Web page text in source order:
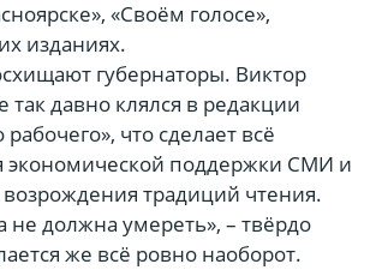
«Своём голосе»,
изданиях.
губернаторы. Виктор
так давно клялся в редакции
рабочего», что сделает всё
экономической поддержки СМИ и
возрождения традиций чтения.
не должна умереть», – твёрдо
же всё ровно наоборот.